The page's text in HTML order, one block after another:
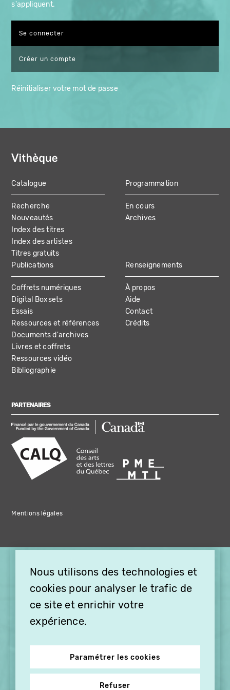
s'appliquent.
Créer un compte
Réinitialiser votre mot de passe
MAIN
NAVIGATION
Catalogue
Recherche
Nouveautés
Index des titres
Index des artistes
Titres gratuits
Programmation
En cours
Archives
Publications
Coffrets numériques
Digital Boxsets
Essais
Ressources et références
Documents d'archives
Livres et coffrets
Ressources vidéo
Bibliographie
Renseignements
À propos
Aide
Contact
Crédits
PARTENAIRES
Mentions légales
Nous utilisons des technologies et
cookies pour analyser le trafic de
ce site et enrichir votre
expérience.
Paramétrer les cookies
Refuser
OFFREZ LA VIDÉO EN
CADEAU, ABONNEZ VOS
PROCHES À VITHÈQUE !